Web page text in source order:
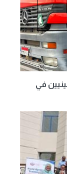
الفلسطينيين في